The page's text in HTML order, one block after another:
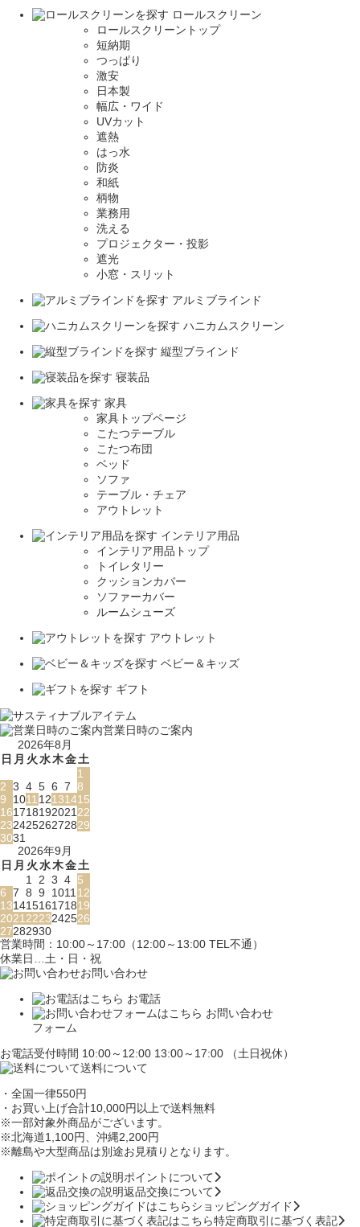
ロールスクリーン
ロールスクリーントップ
短納期
つっぱり
激安
日本製
幅広・ワイド
UVカット
遮熱
はっ水
防炎
和紙
柄物
業務用
洗える
プロジェクター・投影
遮光
小窓・スリット
アルミブラインド
ハニカムスクリーン
縦型ブラインド
寝装品
家具
家具トップページ
こたつテーブル
こたつ布団
ベッド
ソファ
テーブル・チェア
アウトレット
インテリア用品
インテリア用品トップ
トイレタリー
クッションカバー
ソファーカバー
ルームシューズ
アウトレット
ベビー＆キッズ
ギフト
営業日時のご案内
2026年8月
日 月 火水木金土
1
2 3 4 5 6 7 8
9
101112131415
16171819202122
23242526272829
3031
2026年9月
日 月 火水木金土
1 2 3 4 5
6 7 8 9 101112
13141516171819
20212223242526
27282930
営業時間：10:00～17:00（12:00～13:00 TEL不通）
休業日…土・日・祝
お問い合わせ
お電話
お問い合わせ
フォーム
お電話受付時間 10:00～12:00 13:00～17:00 （土日祝休）
送料について
・全国一律550円
・お買い上げ合計10,000円 以上で送料無料
※一部対象外商品がございます。
※北海道1,100円、沖縄2,200円
※離島や大型商品は別途お見積りとなります。
ポイントについて
返品交換について
ショッピングガイド
特定商取引に基づく表記